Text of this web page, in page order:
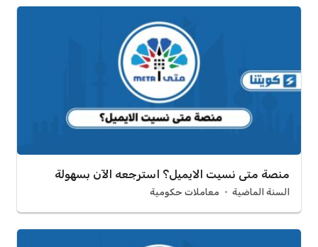
منصة متى نسيت الايميل؟ استرجعه الآن بسهولة
السنة الماضية معاملات حكومية